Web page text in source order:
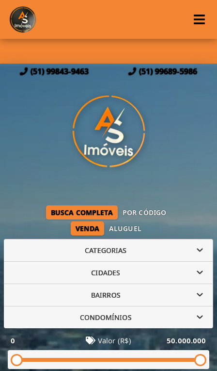
(51) 99843-9463 (51) 99689-5986
VENDA ALUGUEL
BUSCA COMPLETA POR CÓDIGO
CATEGORIAS
CIDADES
BAIRROS
CONDOMÍNIOS
0 Valor (R$) 50.000.000